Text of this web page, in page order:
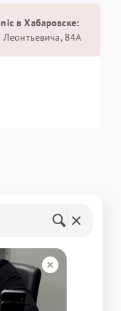
в Хабаровске:
Леонтьевича, 84А